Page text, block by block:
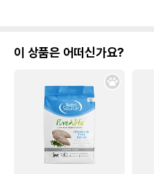
이 상품은 어떠신가요?